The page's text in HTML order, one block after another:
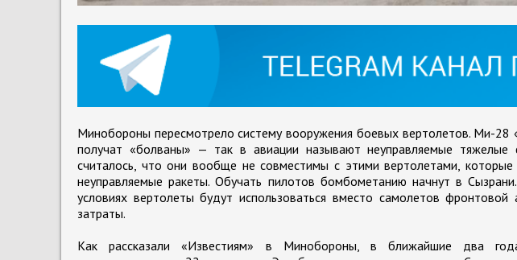
Минобороны пересмотрело систему вооружения боевых вертолетов. Ми-28
получат «болваны» — так в авиации называют неуправляемые
считалось, что они вообще не совместимы с этими вертолетами,
неуправляемые ракеты. Обучать пилотов бомбометанию начнут в
условиях вертолеты будут использоваться вместо самолетов фронтовой
затраты.
Как рассказали «Известиям» в Минобороны, в ближайшие два